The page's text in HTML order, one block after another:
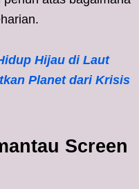
Hijau di Laut
Planet dari Krisis
Screen